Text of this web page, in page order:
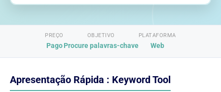
PREÇO
Pago
OBJETIVO
Procure palavras-chave
PLATAFORMA
Web
Apresentação Rápida : Keyword Tool